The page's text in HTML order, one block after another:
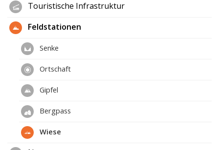
Touristische Infrastruktur
Feldstationen
Senke
Ortschaft
Gipfel
Bergpass
Wiese